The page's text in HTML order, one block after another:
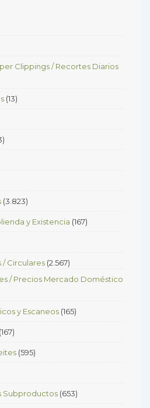
Clippings / Recortes Diarios
(13)
(3.823)
y Existencia (167)
Circulares (2.567)
/ Precios Mercado Doméstico
y Escaneos (165)
(167)
(595)
Subproductos (653)